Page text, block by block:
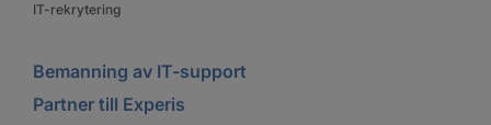
IT-rekrytering
Bemanning av IT-support
Partner till Experis